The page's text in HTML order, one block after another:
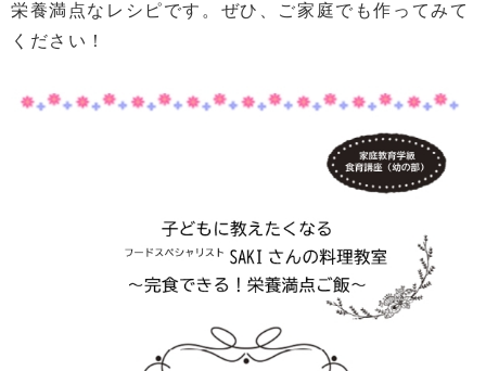
栄養満点なレシピです。ぜひ、ご家庭でも作ってみて
ください！